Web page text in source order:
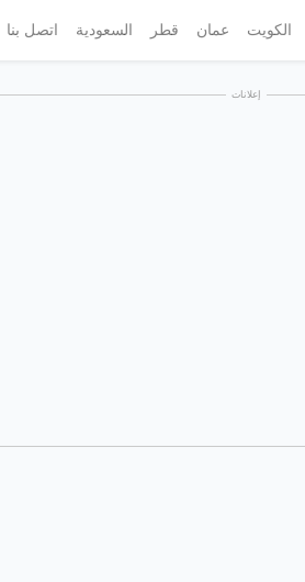
الكويت عمان قطر السعودية اتصل بنا
إعلانات